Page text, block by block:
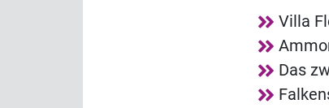
Villa
Das